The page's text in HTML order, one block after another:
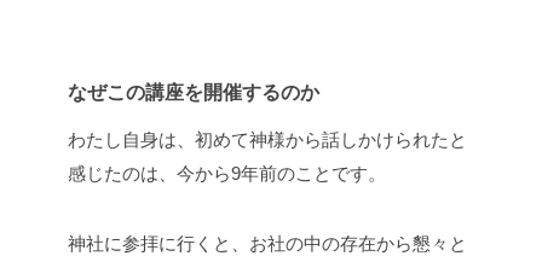
なぜこの講座を開催するのか
わたし自身は、初めて神様から話しかけられたと
感じたのは、今から9年前のことです。
神社に参拝に行くと、お社の中の存在から懇々と